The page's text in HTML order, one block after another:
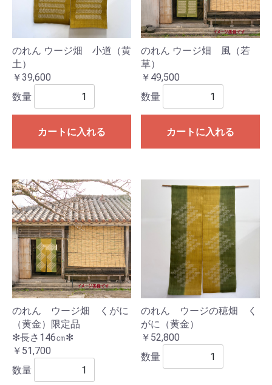
のれん ウージ畑 小道（黄
土）
￥39,600
数量
カートに入れる
のれん ウージ畑 風（若
草）
￥49,500
数量
カートに入れる
のれん ウージ畑 くがに
（黄金）限定品
✻長さ146㎝✻
￥51,700
数量
のれん ウージの穂畑 く
がに（黄金）
￥52,800
数量